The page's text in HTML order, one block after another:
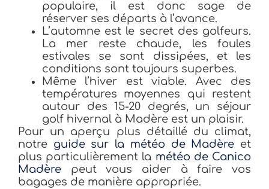
populaire, il est donc sage de
réserver ses départs à l’avance.
L’automne est le secret des golfeurs.
La mer reste chaude, les foules
estivales se sont dissipées, et les
conditions sont toujours superbes.
Même l’hiver est viable. Avec des
températures moyennes qui restent
autour des 15-20 degrés, un séjour
golf hivernal à Madère est un plaisir.
Pour un aperçu plus détaillé du climat,
notre guide sur la météo de Madère et
plus particulièrement la météo de Canico
Madère peut vous aider à faire vos
bagages de manière appropriée.